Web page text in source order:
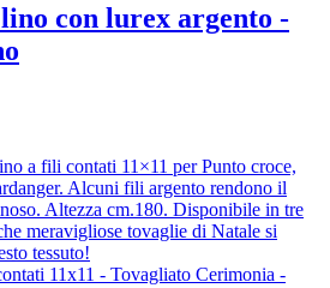
con lurex argento -
a fili contati 11×11 per Punto croce,
Alcuni fili argento rendono il
Altezza cm.180. Disponibile in tre
meravigliose tovaglie di Natale si
tessuto!